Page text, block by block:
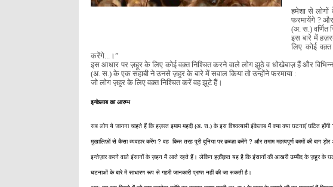
हमेशा से
फरमायेंगे ? और
(अ. स.) वर्णित
इस बारे में
लिए कोई
करेंगे...।”
इस आधार पर ज़हूर के लिए कोई वक़्त निश्चित करने वाले लोग झूठे व धोखेबाज़ हैं और विभिन्न
(अ. स.) के एक सहाबी ने उनसे ज़हूर के बारे में सवाल किया तो उन्होंने फरमाया :
जो लोग ज़हूर के लिए वक़्त निश्चित करें वह झूटे हैं।
इन्केलाबका आरम्भ
सब लोग ये जानना चाहते हैं कि हज़रत इमाम महदी (अ. स.) के इस विश्वव्यापी इंकेलाब में क्या क्या घटनाएं घटित
मुखालिफ़ों से कैसा व्यवहार करेंग ? वह किस तरह पूरी दुनिया पर क़ब्ज़ा करेंगे ? और तमाम महत्वपूर्ण कामों की
इन्तेज़ार करने वाले इंसानों के ज़हन में आते रहते हैं। लेकिन हक़ीक़त यह है कि इंसानों की आखरी उम्मीद के ज़हूर के
घटनाओं के बारे में साधारण रूप से गहरी जानकारी प्राप्त नहीं की जा सकती है।